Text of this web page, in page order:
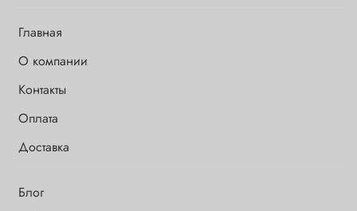
Главная
О компании
Контакты
Оплата
Доставка
Блог